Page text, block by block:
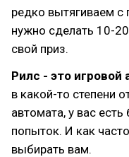
редко вытягиваем с
нужно сделать 10-
свой приз.
Рилс - это игровой
в какой-то степени
автомата, у вас
попыток. И как
выбирать вам.